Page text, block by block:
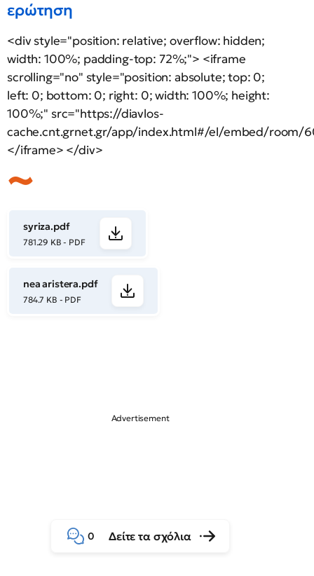
ερώτηση
<div style="position: relative; overflow: hidden;
width: 100%; padding-top: 72%;"> <iframe
scrolling="no" style="position: absolute; top: 0;
left: 0; bottom: 0; right: 0; width: 100%; height:
100%;" src="https://diavlos-
cache.cnt.grnet.gr/app/index.html#/el/embed/room/
</iframe> </div>
syriza.pdf
781.29 KB - PDF
nea aristera.pdf
784.7 KB - PDF
0 Δείτε τα σχόλια